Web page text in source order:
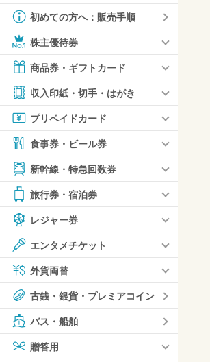
初めての方へ：販売手順
株主優待券
商品券・ギフトカード
収入印紙・切手・はがき
プリペイドカード
食事券・ビール券
新幹線・特急回数券
旅行券・宿泊券
レジャー券
エンタメチケット
外貨両替
古銭・銀貨・プレミアコイン
バス・船舶
贈答用